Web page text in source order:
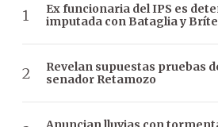
Ex funcionaria del IPS es
imputada con Bataglia y
Revelan supuestas pruebas
senador Retamozo